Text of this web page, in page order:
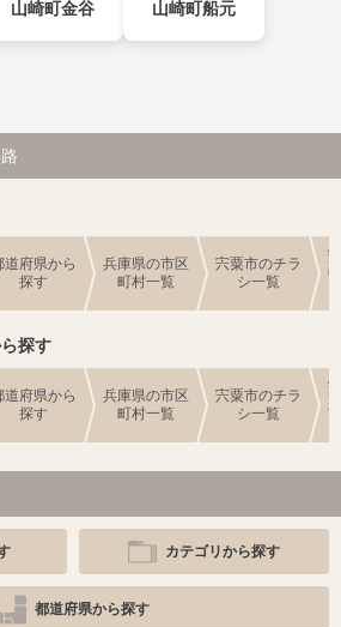
山崎町金谷 山崎町船元
道府県から
探す
兵庫県の市区
町村一覧
宍粟市のチラ
シ一覧
探す
道府県から
探す
兵庫県の市区
町村一覧
宍粟市のチラ
シ一覧
カテゴリから探す
都道府県から探す